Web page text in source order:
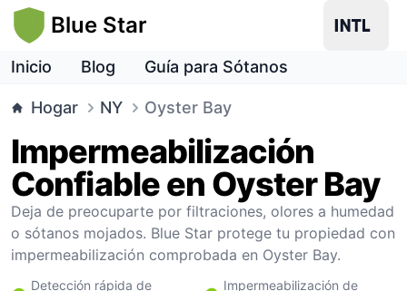
Blue Star
Inicio Blog Guía para Sótanos
Hogar NY Oyster Bay
Impermeabilización
Confiable en Oyster Bay
Deja de preocuparte por filtraciones, olores a humedad
o sótanos mojados. Blue Star protege tu propiedad con
impermeabilización comprobada en Oyster Bay.
Detección rápida de
Impermeabilización de